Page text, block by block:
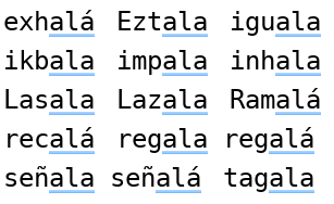
exhalá Eztala iguala
ikbala impala inhala
Lasala Lazala Ramalá
recalá regala regalá
señala señalá tagala